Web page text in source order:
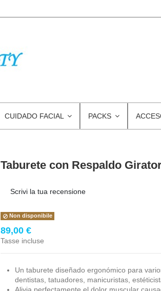
CUIDADO FACIAL PACKS
Taburete con Respaldo
Scrivi la tua recensione
Non disponibile
89,00 €
Tasse incluse
Un taburete diseñado ergonómico para
dentistas, tatuadores, manicuristas,